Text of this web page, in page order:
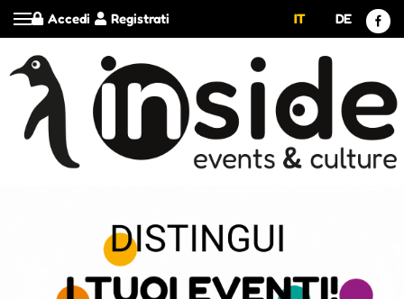
Registrati
Accedi IT DE